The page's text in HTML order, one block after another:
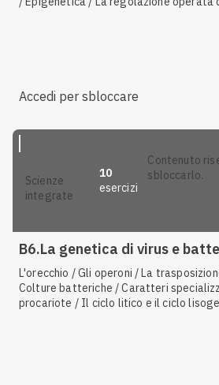
Accedi per sbloccare
scienze
integrate
10
esercizi
contenuto riservato: accedi per
sbloccarlo.
B6.La genetica di virus e
L'orecchio / Gli operoni / La
Colture batteriche / Caratteri
procariote / Il ciclo litico e il ciclo